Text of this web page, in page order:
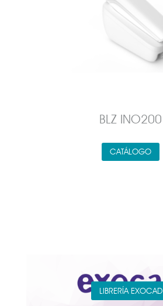
BLZ INO200
CATÁLOGO
LIBRERÍA EXOCAD